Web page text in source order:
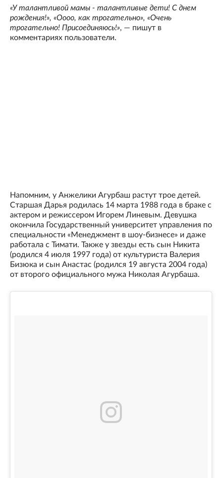
«У талантливой мамы - талантливые дети! С днем
рождения!», «Оооо, как трогательно», «Очень
трогательно! Присоединяюсь!», — пишут в
комментариях пользователи.
Напомним, у Анжелики Агурбаш растут трое детей.
Старшая Дарья родилась 14 марта 1988 года в браке с
актером и режиссером Игорем Линевым. Девушка
окончила Государственный университет управления по
специальности «Менеджмент в шоу-бизнесе» и даже
работала с Тимати. Также у звезды есть сын Никита
(родился 4 июля 1997 года) от культуриста Валерия
Бизюка и сын Анастас (родился 19 августа 2004 года)
от второго официального мужа Николая Агурбаша.